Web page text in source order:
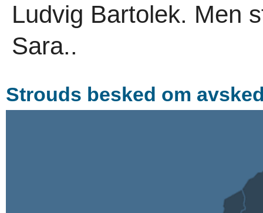
Ludvig Bartolek. Men
Sara..
Strouds besked om